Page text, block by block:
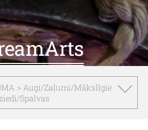
> Augi/Zaļumi/Mākslīgie
ziedi/Spalvas